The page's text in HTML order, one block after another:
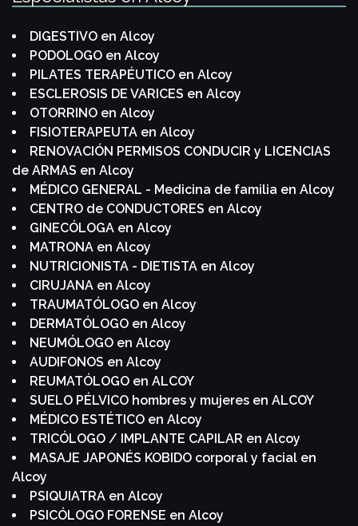
DIGESTIVO en Alcoy
PODOLOGO en Alcoy
PILATES TERAPÉUTICO en Alcoy
ESCLEROSIS DE VARICES en Alcoy
OTORRINO en Alcoy
FISIOTERAPEUTA en Alcoy
RENOVACIÓN PERMISOS CONDUCIR y LICENCIAS
de ARMAS en Alcoy
MÉDICO GENERAL - Medicina de familia en Alcoy
CENTRO de CONDUCTORES en Alcoy
GINECÓLOGA en Alcoy
MATRONA en Alcoy
NUTRICIONISTA - DIETISTA en Alcoy
CIRUJANA en Alcoy
TRAUMATÓLOGO en Alcoy
DERMATÓLOGO en Alcoy
NEUMÓLOGO en Alcoy
AUDIFONOS en Alcoy
REUMATÓLOGO en ALCOY
SUELO PÉLVICO hombres y mujeres en ALCOY
MÉDICO ESTÉTICO en Alcoy
TRICÓLOGO / IMPLANTE CAPILAR en Alcoy
MASAJE JAPONÉS KOBIDO corporal y facial en
Alcoy
PSIQUIATRA en Alcoy
PSICÓLOGO FORENSE en Alcoy